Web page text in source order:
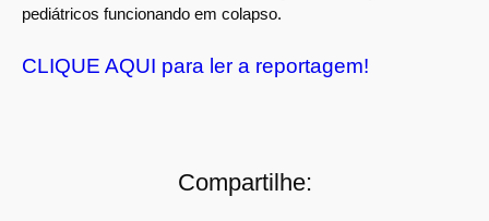
pediátricos funcionando em colapso.
CLIQUE AQUI para ler a reportagem!
Compartilhe: